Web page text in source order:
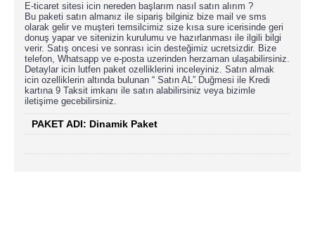
E-ticaret sitesi icin nereden başlarım nasıl satın alırım ?
Bu paketi satın almanız ile sipariş bilginiz bize mail ve sms
olarak gelir ve muşteri temsilcimiz size kısa sure icerisinde geri
donuş yapar ve sitenizin kurulumu ve hazırlanması ile ilgili bilgi
verir. Satış oncesi ve sonrası icin desteğimiz ucretsizdir. Bize
telefon, Whatsapp ve e-posta uzerinden herzaman ulaşabilirsiniz.
Detaylar icin lutfen paket ozelliklerini inceleyiniz. Satın almak
icin ozelliklerin altında bulunan “ Satın AL” Duğmesi ile Kredi
kartına 9 Taksit imkanı ile satın alabilirsiniz veya bizimle
iletişime gecebilirsiniz.
PAKET ADI: Dinamik Paket